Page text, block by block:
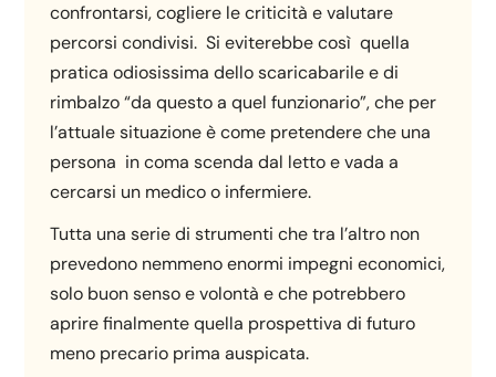
confrontarsi, cogliere le criticità e valutare
percorsi condivisi. Si eviterebbe così quella
pratica odiosissima dello scaricabarile e di
rimbalzo “da questo a quel funzionario”, che per
l’attuale situazione è come pretendere che una
persona in coma scenda dal letto e vada a
cercarsi un medico o infermiere.
Tutta una serie di strumenti che tra l’altro non
prevedono nemmeno enormi impegni economici,
solo buon senso e volontà e che potrebbero
aprire finalmente quella prospettiva di futuro
meno precario prima auspicata.